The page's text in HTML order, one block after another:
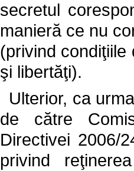
secretul
manieră ce nu
(privind
şi libertăţi).
Ulterior, ca
de către
Directivei 2006/
privind